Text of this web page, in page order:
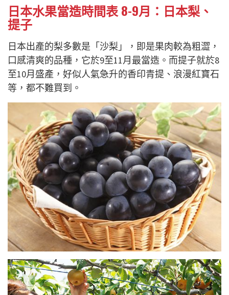
日本水果當造時間表 8-9月：日本梨、
提子
日本出產的梨多數是「沙梨」，即是果肉較為粗澀，
口感清爽的品種，它於9至11月最當造。而提子就於8
至10月盛產，好似人氣急升的香印青提、浪漫紅寶石
等，都不難買到。